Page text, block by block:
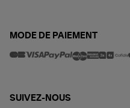
MODE DE PAIEMENT
SUIVEZ-NOUS